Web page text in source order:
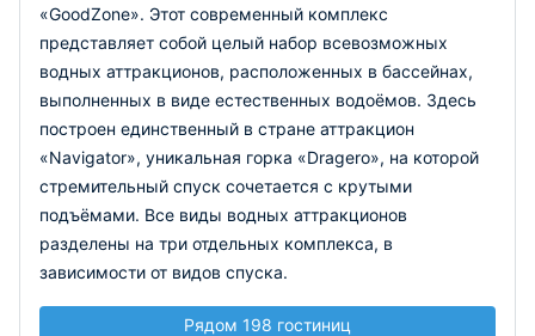
«GoodZone». Этот современный комплекс
представляет собой целый набор всевозможных
водных аттракционов, расположенных в бассейнах,
выполненных в виде естественных водоёмов. Здесь
построен единственный в стране аттракцион
«Navigator», уникальная горка «Dragero», на которой
стремительный спуск сочетается с крутыми
подъёмами. Все виды водных аттракционов
разделены на три отдельных комплекса, в
зависимости от видов спуска.
Рядом 198 гостиниц